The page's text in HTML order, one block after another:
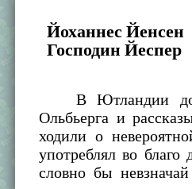
Йоханнес Йенсен
Господин Йеспер
В Ютландии
Ольбьерга и
ходили о
употреблял во благо
словно бы